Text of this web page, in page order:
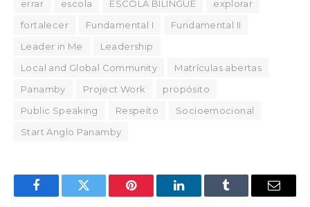
errar
escola ESCOLA BILINGUE
explorar
fortalecer
Fundamental I
Fundamental II
Leader in Me
Leadership
Local and Global Community
Matrículas abertas
Panamby
Project Work
propósito
Public Speaking
Respeito
Socioemocional
Start Anglo Panamby
FacebookTwitter Pinterest LinkedInTumblr Email